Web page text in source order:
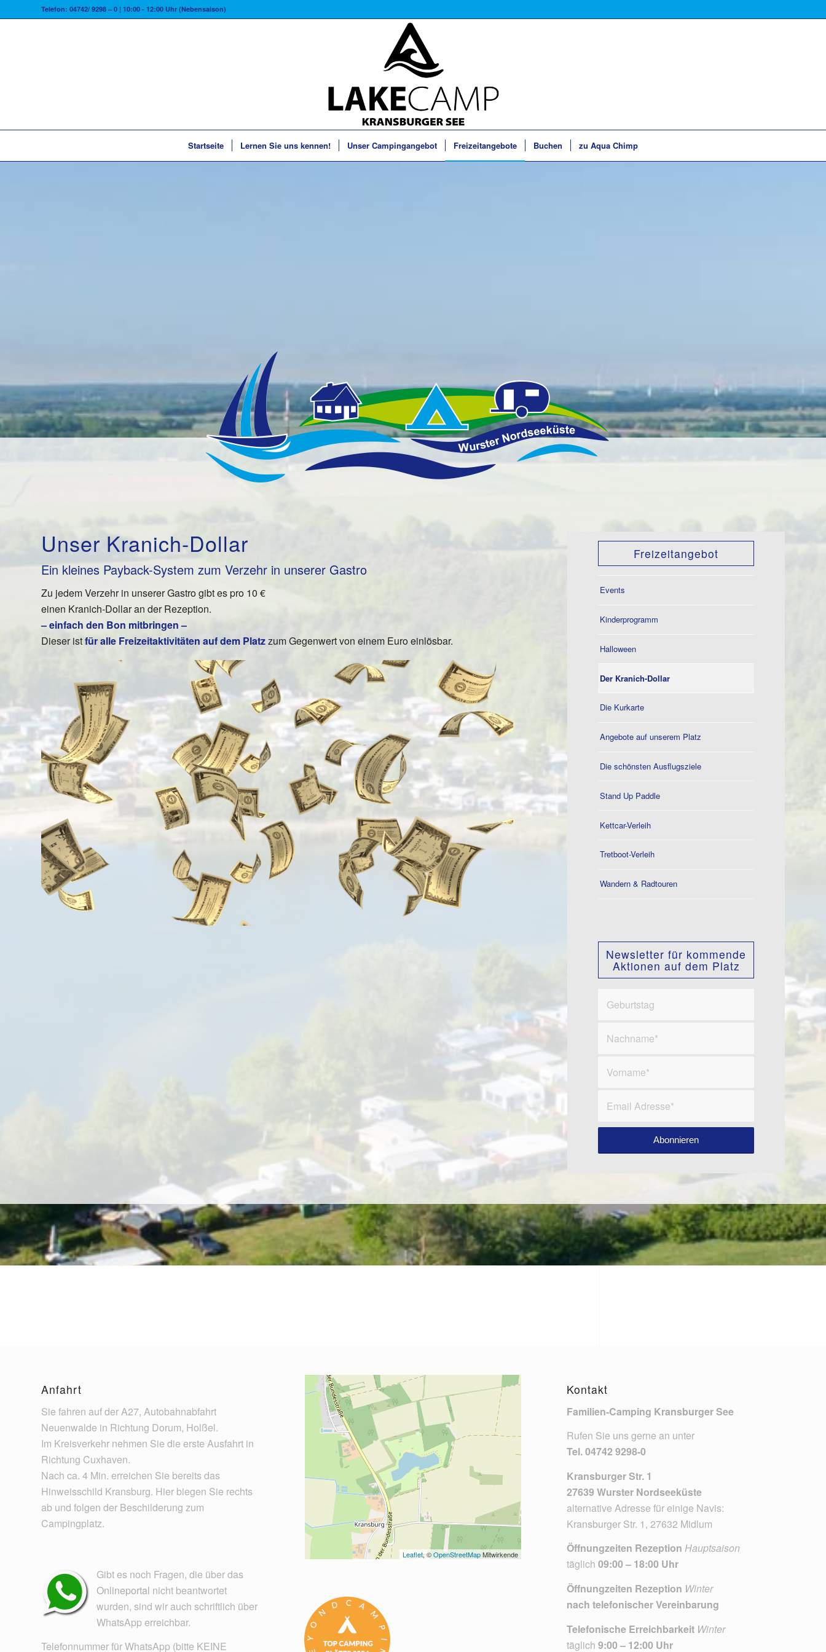
Telefon: 04742/ 9298 – 0 | 10:00 - 12:00 Uhr (Nebensaison)
Startseite Lernen Sie uns kennen! Unser Campingangebot Freizeitangebote Buchen zu Aqua Chimp
Unser Kranich-Dollar
Ein kleines Payback-System zum Verzehr in unserer Gastro
Zu jedem Verzehr in unserer Gastro gibt es pro 10 €
einen Kranich-Dollar an der Rezeption.
– einfach den Bon mitbringen –
Dieser istfür alle Freizeitaktivitäten auf dem Platzzum Gegenwert von einem Euro einlösbar.
Freizeitangebot
Events
Kinderprogramm
Halloween
Der Kranich-Dollar
Die Kurkarte
Angebote auf unserem Platz
Die schönsten Ausflugsziele
Stand Up Paddle
Kettcar-Verleih
Tretboot-Verleih
Wandern & Radtouren
Newsletter für kommende
Aktionen auf dem Platz
Anfahrt
Sie fahren auf der A27, Autobahnabfahrt
Neuenwalde in Richtung Dorum, Holßel.
Im Kreisverkehr nehmen Sie die erste Ausfahrt in
Richtung Cuxhaven.
Nach ca. 4 Min. erreichen Sie bereits das
Hinweisschild Kransburg. Hier biegen Sie rechts
ab und folgen der Beschilderung zum
Campingplatz.
Gibt es noch Fragen, die über das
Onlineportal nicht beantwortet
wurden, sind wir auch schriftlich über
WhatsApp erreichbar.
Telefonnummer für WhatsApp (bitte KEINE
Leaflet, © OpenStreetMap Mitwirkende
Kontakt
Familien-Camping Kransburger See
Rufen Sie uns gerne an unter
Tel.04742 9298-0
Kransburger Str. 1
27639 Wurster Nordseeküste
alternative Adresse für einige Navis:
Kransburger Str. 1, 27632 Midlum
Öffnungzeiten RezeptionHauptsaison
täglich 09:00 – 18:00 Uhr
Öffnungzeiten Rezeption Winter
nach telefonischer Vereinbarung
Telefonische Erreichbarkeit Winter
täglich 9:00 – 12:00 Uhr